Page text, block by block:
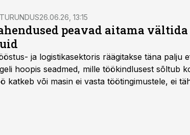
26.06.26, 13:15
peavad aitama
ja logistikasektoris räägitakse täna palju
hoopis seadmed, mille töökindlusest sõltub
katkeb või masin ei vasta töötingimustele, ei